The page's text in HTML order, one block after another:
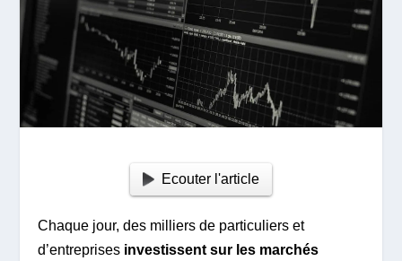
Ecouter l'article
Chaque jour, des milliers de particuliers et
d’entreprises investissent sur les marchés